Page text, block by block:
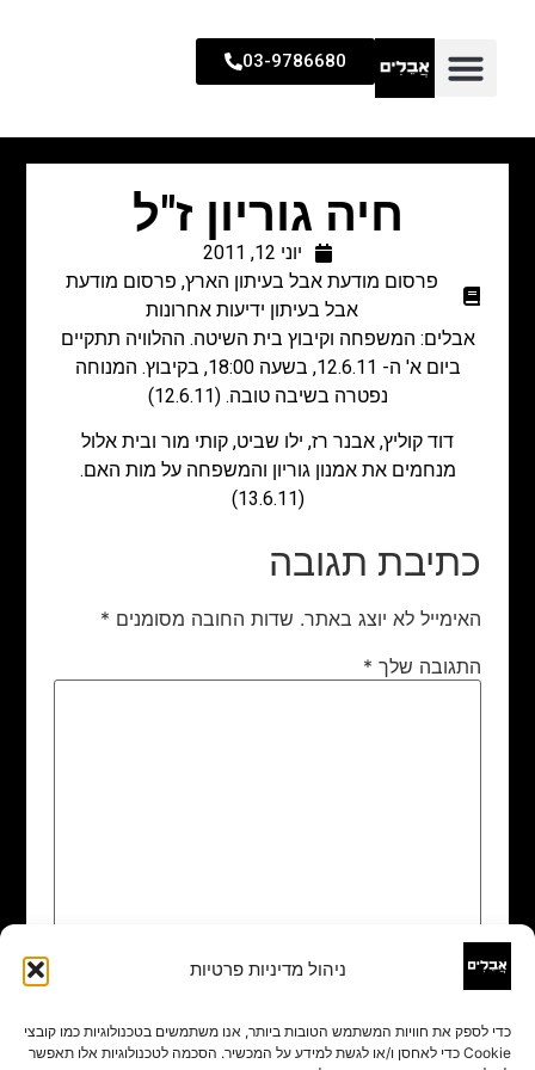
ניהול מדיניות פרטיות
כדי לספק את חוויות המשתמש הטובות ביותר, אנו משתמשים בטכנולוגיות כמו קובצי
Cookie כדי לאחסן ו/או לגשת למידע על המכשיר. הסכמה לטכנולוגיות אלו תאפשר
03-9786680
חיה גוריון ז"ל
יוני 12, 2011
פרסום מודעת אבל בעיתון הארץ, פרסום מודעת
אבל בעיתון ידיעות אחרונות
אבלים: המשפחה וקיבוץ בית השיטה. ההלוויה תתקיים
ביום א' ה- 12.6.11, בשעה 18:00, בקיבוץ. המנוחה
נפטרה בשיבה טובה. (12.6.11)
דוד קוליץ, אבנר רז, ילו שביט, קותי מור ובית אלול
מנחמים את אמנון גוריון והמשפחה על מות האם.
(13.6.11)
כתיבת תגובה
האימייל לא יוצג באתר. שדות החובה מסומנים *
התגובה שלך *
שם